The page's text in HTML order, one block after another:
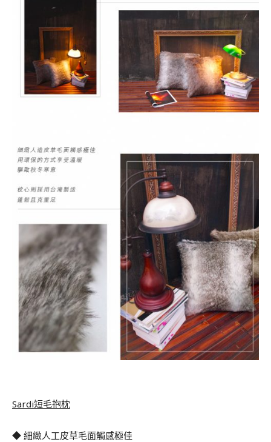
Sardi短毛抱枕
◆ 細緻人工皮草毛面觸感極佳